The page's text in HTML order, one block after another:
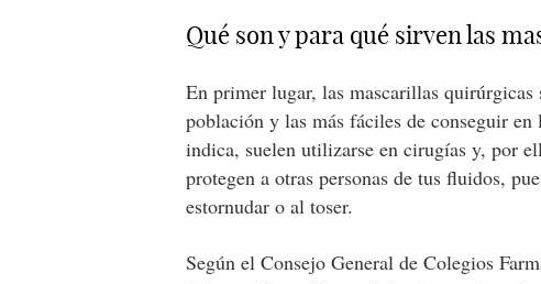
Qué son y para qué sirven las
En primer lugar, las mascarillas quirúrgicas
población y las más fáciles de conseguir
indica, suelen utilizarse en cirugías y, por
protegen a otras personas de tus fluidos,
estornudar o al toser.
Según el Consejo General de Colegios